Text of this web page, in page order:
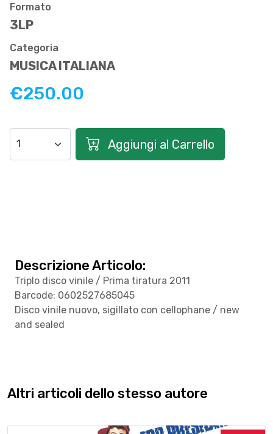
Formato
3LP
Categoria
MUSICA ITALIANA
€250.00
Aggiungi al Carrello
Descrizione Articolo:
Triplo disco vinile / Prima tiratura 2011
Barcode: 0602527685045
Disco vinile nuovo, sigillato con cellophane / new
and sealed
Altri articoli dello stesso autore